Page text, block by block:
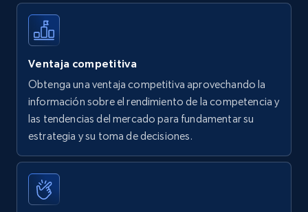
Specifications, Image urls, Top reviews, and
more.
5.6K+ 874+
Walmart - products - Find new products by
using specific category URL
URL, Final price, Sku, Currency, Gtin,
Specifications, Image urls, Top reviews, and
more.
Ventaja competitiva
Obtenga una ventaja competitiva aprovechando la
información sobre el rendimiento de la competencia y
las tendencias del mercado para fundamentar su
estrategia y su toma de decisiones.